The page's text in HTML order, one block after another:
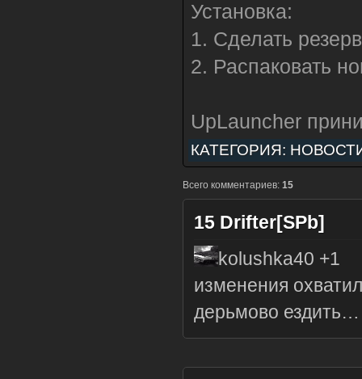
Установка:
1. Сделать
2. Распаковать
UpLauncher
КАТЕГОРИЯ:
Всего комментариев: 15
15 Drifter[SPb]
kolushka40 +1
изменения
дерьмово ездить…